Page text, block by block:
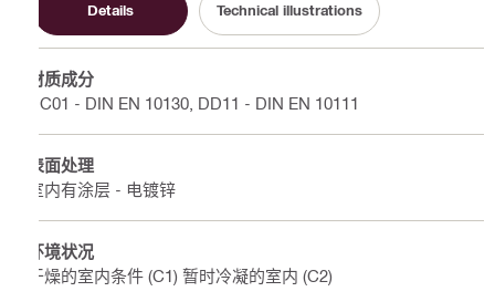
Details Technical illustrations
材质成分
DC01 - DIN EN 10130, DD11 - DIN EN 10111
表面处理
室内有涂层 - 电镀锌
环境状况
干燥的室内条件 (C1) 暂时冷凝的室内 (C2)